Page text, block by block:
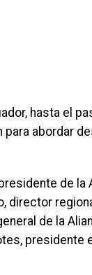
hasta el
abordar
de la
director
de la
presidente